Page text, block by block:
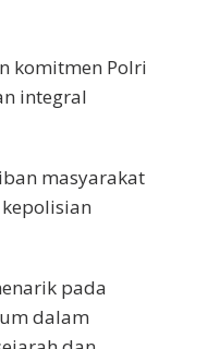
komitmen Polri
integral
masyarakat
pada
dalam